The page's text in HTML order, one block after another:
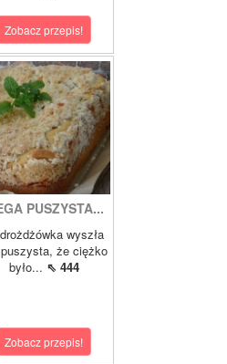
Zobacz przepis!
PUSZYSTA...
wyszła
że ciężko
było... ⇖ 444
Zobacz przepis!